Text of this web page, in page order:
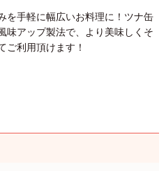
を手軽に幅広いお料理に！ツナ缶
味アップ製法で、より美味しくそ
ご利用頂けます！